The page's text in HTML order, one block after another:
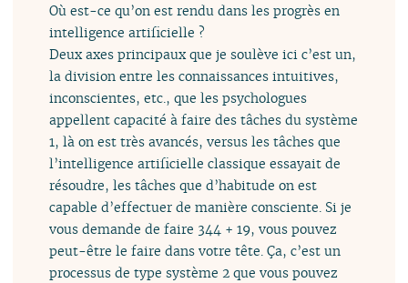
Où est-ce qu’on est rendu dans les progrès en
intelligence artificielle ?
Deux axes principaux que je soulève ici c’est un,
la division entre les connaissances intuitives,
inconscientes, etc., que les psychologues
appellent capacité à faire des tâches du système
1, là on est très avancés, versus les tâches que
l’intelligence artificielle classique essayait de
résoudre, les tâches que d’habitude on est
capable d’effectuer de manière consciente. Si je
vous demande de faire 344 + 19, vous pouvez
peut-être le faire dans votre tête. Ça, c’est un
processus de type système 2 que vous pouvez